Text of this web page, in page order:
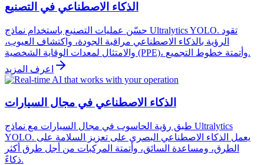
الذكاء الاصطناعي في التصنيع
حسّن عمليات التصنيع باستخدام نماذج Ultralytics YOLO. تقود
الرؤية بالذكاء الاصطناعي مراقبة الجودة، واكتشاف العيوب،
والامتثال لمعدات الوقاية الشخصية (PPE)، وأتمتة خطوط التجميع.
اعرف المزيد
الذكاء الاصطناعي في مجال السيارات
طبق رؤية الحاسوب في مجال السيارات مع نماذج Ultralytics
YOLO. يعمل الذكاء الاصطناعي البصري على تعزيز السلامة على
الطرق، ومساعدة السائق، وأتمتة المركبات من أجل طرق أكثر
ذكاءً.